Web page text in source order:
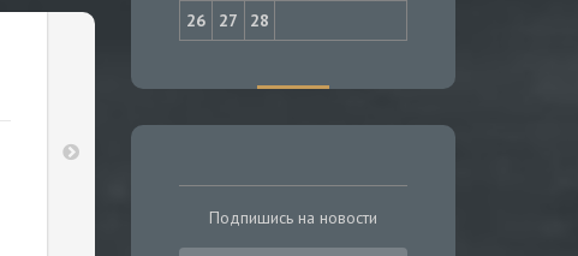
26
27 28
Подпишись на новости